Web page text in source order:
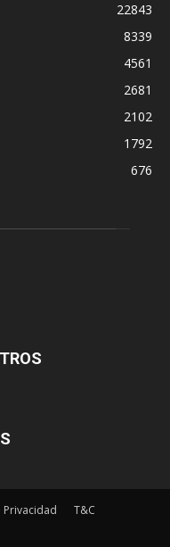
22843
8339
4561
2681
2102
1792
676
Privacidad T&C